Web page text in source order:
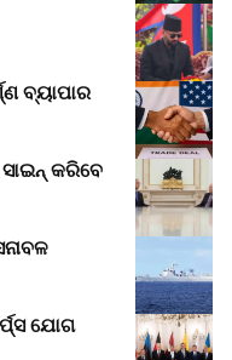
ବ୍ୟାପାର
କରିବେ
ଯୋଗ